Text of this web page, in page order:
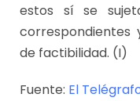
estos sí se
correspondientes
de factibilidad. (I)
Fuente: El